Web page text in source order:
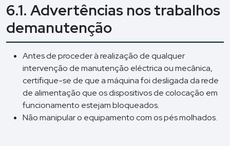
6.1. Advertências nos trabalhos
demanutenção
Antes de proceder à realização de qualquer
intervenção de manutenção eléctrica ou mecânica,
certifique-se de que a máquina foi desligada da rede
de alimentação que os dispositivos de colocação em
funcionamento estejam bloqueados.
Não manipular o equipamento com os pés molhados.